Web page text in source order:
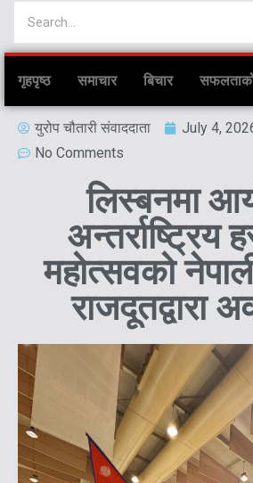
गृहपृष्ठ समाचार बिचार
युरोप चौतारी संवाददाता July 4,
No Comments
लिस्बनमा
अन्तर्राष्ट्रिय
महोत्सवको
राजदूतद्वारा